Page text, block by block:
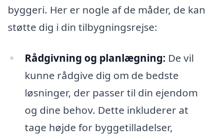
byggeri. Her er nogle af de måder, de kan
støtte dig i din tilbygningsrejse:
Rådgivning og planlægning: De vil
kunne rådgive dig om de bedste
løsninger, der passer til din ejendom
og dine behov. Dette inkluderer at
tage højde for byggetilladelser,